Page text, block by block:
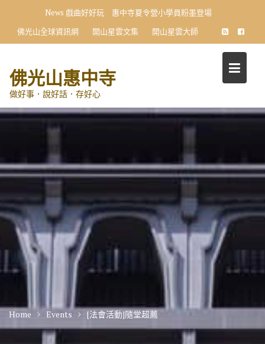
content
News 戲曲好好玩 惠中寺夏令營小學員粉墨登場
佛光山全球資訊網
開山星雲文集 開山星雲大師
佛光山惠中寺
做好事．說好話．存好心
Home Events [法會活動]隨堂超薦